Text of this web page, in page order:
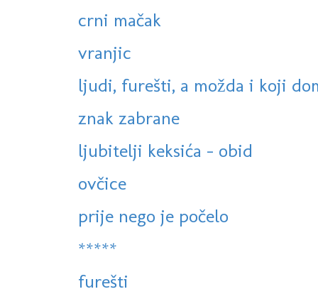
crni mačak
vranjic
ljudi, furešti, a možda i koji
znak zabrane
ljubitelji keksića - obid
ovčice
prije nego je počelo
*****
furešti